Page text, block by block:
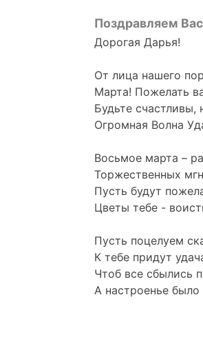
Поздравляем
Дорогая Дарья!
От лица нашего
Марта! Пожелать
Будьте
Огромная Волна
Восьмое марта –
Торжественных
Пусть будут
Цветы тебе -
Пусть поцелуем
К тебе придут
Чтоб все сбылись
А настроенье